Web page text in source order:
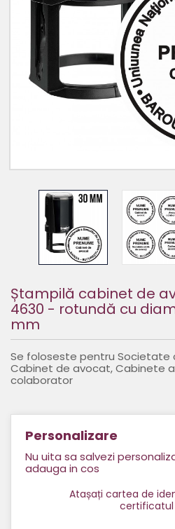
Ștampilă cabinet de
4630 - rotundă cu
mm
Se foloseste pentru Societate
Cabinet de avocat, Cabinete
colaborator
Personalizare
Nu uita sa salvezi
adauga in cos
Atașați cartea de
certificatul